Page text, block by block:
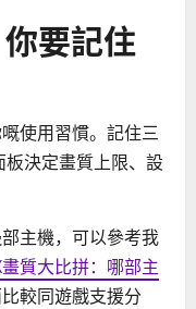
要記住
使用習慣。記住三
決定畫質上限、設
主機，可以參考我
質大比拼：哪部主
較同遊戲支援分